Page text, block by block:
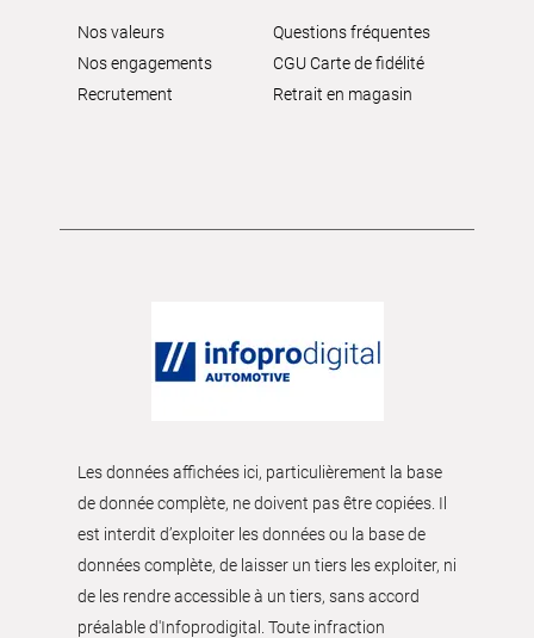
Nos valeurs
Nos engagements
Recrutement
Questions fréquentes
CGU Carte de fidélité
Retrait en magasin
Les données affichées ici, particulièrement la base
de donnée complète, ne doivent pas être copiées. Il
est interdit d’exploiter les données ou la base de
données complète, de laisser un tiers les exploiter, ni
de les rendre accessible à un tiers, sans accord
préalable d'Infoprodigital. Toute infraction